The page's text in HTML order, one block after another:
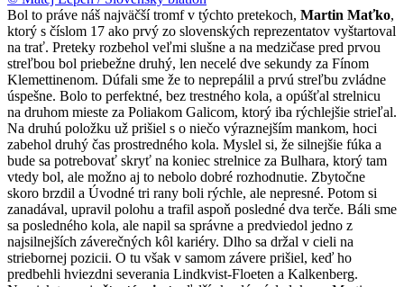
Bol to práve náš najväčší tromf v týchto pretekoch, Martin Maťko,
ktorý s číslom 17 ako prvý zo slovenských reprezentatov vyštartoval
na trať. Preteky rozbehol veľmi slušne a na medzičase pred prvou
streľbou bol priebežne druhý, len necelé dve sekundy za Fínom
Klemettinenom. Dúfali sme že to neprepálil a prvú streľbu zvládne
úspešne. Bolo to perfektné, bez trestného kola, a opúšťal strelnicu
na druhom mieste za Poliakom Galicom, ktorý iba rýchlejšie strieľal.
Na druhú položku už prišiel s o niečo výraznejším mankom, hoci
zabehol druhý čas prostredného kola. Myslel si, že silnejšie fúka a
bude sa potrebovať skryť na koniec strelnice za Bulhara, ktorý tam
vtedy bol, ale možno aj to nebolo dobré rozhodnutie. Zbytočne
skoro brzdil a Úvodné tri rany boli rýchle, ale nepresné. Potom si
zanadával, upravil polohu a trafil aspoň posledné dva terče. Báli sme
sa posledného kola, ale napil sa správne a predviedol jedno z
najsilnejších záverečných kôl kariéry. Dlho sa držal v cieli na
striebornej pozicii. O tu však v samom závere prišiel, keď ho
predbehli hviezdni severania Lindkvist-Floeten a Kalkenberg.